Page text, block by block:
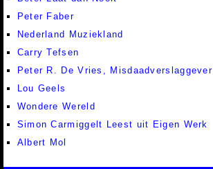
Peter Faber
Nederland Muziekland
Carry Tefsen
Peter R. De Vries, Misdaadverslaggever
Lou Geels
Wondere Wereld
Simon Carmiggelt Leest uit Eigen Werk
Albert Mol